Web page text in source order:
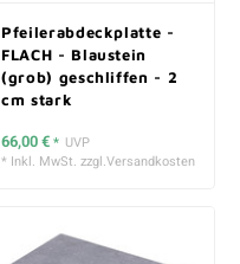
Pfeilerabdeckplatte -
FLACH - Blaustein
(grob) geschliffen - 2
cm stark
66,00 €* UVP
* Inkl. MwSt. zzgl.Versandkosten